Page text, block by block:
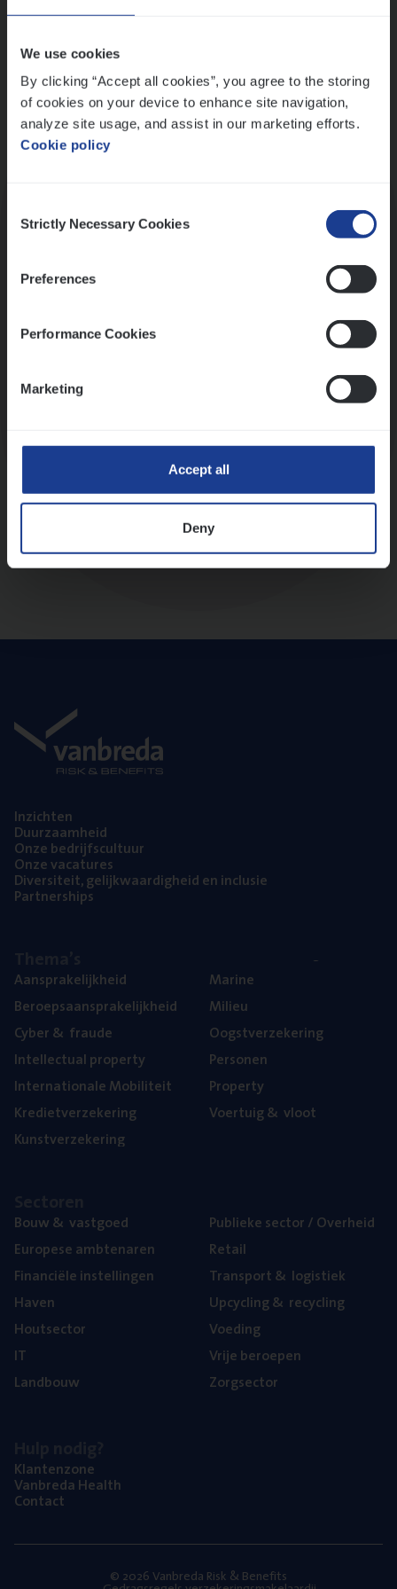
We use cookies
By clicking “Accept all cookies”, you agree to the storing
of cookies on your device to enhance site navigation,
analyze site usage, and assist in our marketing efforts.
Cookie policy
Selection
Strictly Necessary Cookies
Preferences
Performance Cookies
Marketing
Accept all
Deny
Inzich­ten
Duur­zaam­heid
Onze bedrijfs­cul­tuur
Onze vaca­tu­res
Diver­si­teit, gelijk­waar­dig­heid en inclusie
Part­ner­ships
Aan­spra­ke­lijk­heid
Beroeps­aan­spra­ke­lijk­heid
Cyber& fraude
Intel­lec­tu­al property
Inter­na­ti­o­na­le Mobiliteit
Kre­diet­ver­ze­ke­ring
Kunst­ver­ze­ke­ring
Mari­ne
Mili­eu
Oogst­ver­ze­ke­ring
Per­so­nen
Pro­per­ty
Voer­tuig& vloot
Bouw& vastgoed
Euro­pe­se ambtenaren
Finan­ci­ë­le instellingen
Haven
Hout­sec­tor
IT
Land­bouw
Publie­ke sec­tor / Overheid
Retail
Trans­port& logistiek
Upcy­cling& recycling
Voe­ding
Vrije beroe­pen
Zorg­sec­tor
Klan­ten­zo­ne
Van­b­re­da Health
Con­tact
© 2026 Vanbreda Risk & Benefits